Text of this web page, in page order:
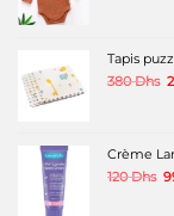
Tapis
380Dhs
Crème
120Dhs